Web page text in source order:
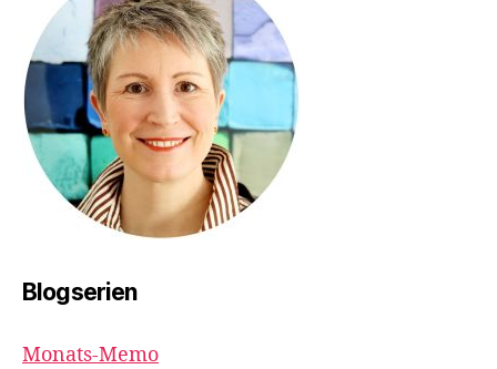
Blogserien
Monats-Memo